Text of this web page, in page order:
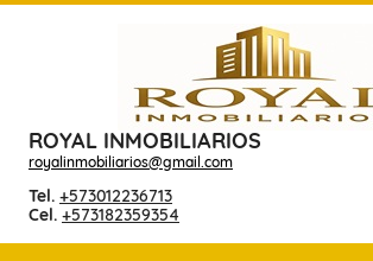
ROYAL INMOBILIARIOS
royalinmobiliarios@gmail.com
Tel. +573012236713
Cel. +573182359354